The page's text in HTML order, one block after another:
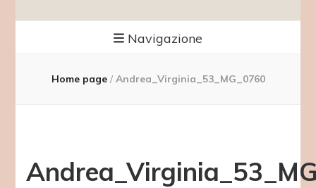
Navigazione
Home page / Andrea_Virginia_53_MG_0760